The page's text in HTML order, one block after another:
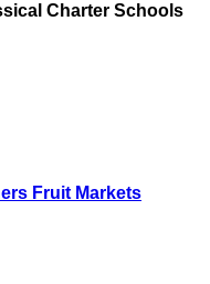
Charter Schools
Fruit Markets